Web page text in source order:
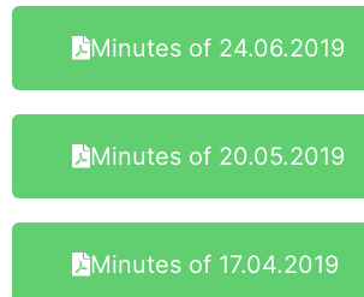
Minutes of 24.06.2019
Minutes of 20.05.2019
Minutes of 17.04.2019